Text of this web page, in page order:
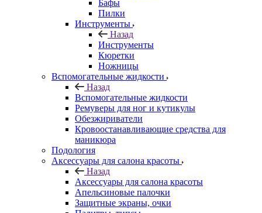
Бафы
Пилки
Инструменты
Назад
Инструменты
Кюретки
Ножницы
Вспомогательные жидкости
Назад
Вспомогательные жидкости
Ремуверы для ног и кутикулы
Обезжириватели
Кровоостанавливающие средства для
маникюра
Подология
Аксессуары для салона красоты
Назад
Аксессуары для салона красоты
Апельсиновые палочки
Защитные экраны, очки